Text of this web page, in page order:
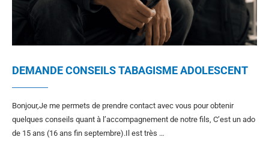
DEMANDE CONSEILS TABAGISME ADOLESCENT
Bonjour,Je me permets de prendre contact avec vous pour obtenir
quelques conseils quant à l’accompagnement de notre fils, C’est un ado
de 15 ans (16 ans fin septembre).Il est très …